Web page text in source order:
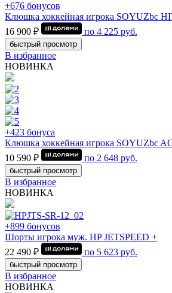
+676 бонусов
Клюшка хоккейная игрока SOYUZbc
16 900 ₽
по 4 225 руб.
быстрый просмотр
В избранное
НОВИНКА
+423 бонуса
Клюшка хоккейная игрока SOYUZbc
10 590 ₽
по 2 648 руб.
быстрый просмотр
В избранное
НОВИНКА
+899 бонусов
Шорты игрока муж. HP JETSPEED +
22 490 ₽
по 5 623 руб.
быстрый просмотр
В избранное
НОВИНКА